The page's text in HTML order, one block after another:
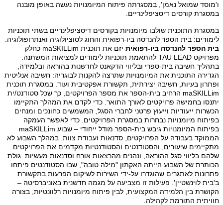
ו'מוסד שמואל נאמן', במסגרתה פיתוח המיומנויות נעשה באופן מובנה
במסגרת קורסים דיסציפלינריים
במסגרת התוכנית שולבו מיומנויות בקורסים דיסציפלינריים בשתי תוכניות
לימודים: בית הספר להנדסה ביו-רפואית והחוג לסוציולוגיה ואנתרופולוגיה.
בית הספר להנדסה ביו-רפואית יזם את תוכנית
כחלק
מפרויקט
להתאמת תוכניות לימודים למציאות המשתנה.
בתהליך חשיבה בית-ספרי ובליווי הדקאנט לחדשנות בהוראה ובלמידה,
הגדירה התוכנית את המיומנויות שתרצה להקנות לבוגריה: חשיבה אנליטית
ופתרון בעיות, חשיבה יצירתית, תקשורת אפקטיבית ועוד. במסגרת תוכנית
maSKILLim הרחיב בית-הספר את מספר הפרויקטים, כך שכל סטודנט/ית
יתנסו בחמישה פרויקטים לאורך התואר. כדי לקדם את המהלך התקיימו
הכשרות ייעודיות וייעוץ פרטני לחברי הסגל, המשמשים כחונכים ומנחים
בפיתוח מיומנויות נבחרות במסגרת הפרויקטים. כדי לאפשר העמקה
בפיתוח המיומנויות גיבש בית-הספר מודל ייחודי – שבוע
הממוקד בעבודה על הפרויקטים, סדנאות ועבודת צוות. במהלך השבוע לא
מתקיימים שיעורים, והסטודנטים והסטודנטיות מקדמים את הפרויקטים
שלהם בליווי סגל ההוראה, ונהנים מהרצאות אורח וסדנאות מעשיות. גולת
הכותרת של השבוע הייתה האקתון "מילה טובה", שבו הסטודנטים פיתחו
פתרונות לאתגרים שהוגדרו על-ידי השירות לשיקום הפרעות בתקשורת
ב'בית לוינשטיין'. פעילות זו מצביעה על מגמה חדשנית באוניברסיטה –
הקושרת בין הלמידה המקצועית, לבין פיתוח מיומנויות רלוונטיות, בצורה
חוויתית התורמת לקהילה